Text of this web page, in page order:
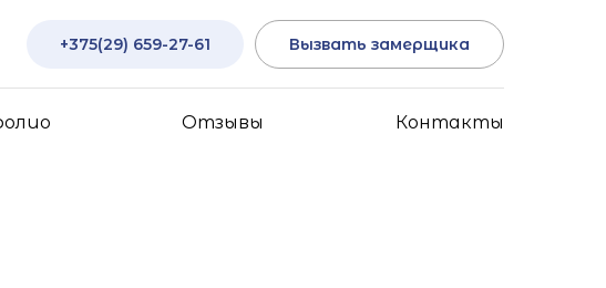
+375(29) 659-27-61 Вызвать замерщика
Отзывы Контакты